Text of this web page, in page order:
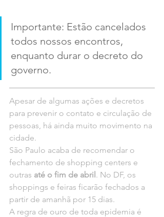
Importante: Estão cancelados
todos nossos encontros,
enquanto durar o decreto do
governo.
Apesar de algumas ações e decretos
para prevenir o contato e circulação de
pessoas, há ainda muito movimento na
cidade.
São Paulo acaba de recomendar o
fechamento de shopping centers e
outras até o fim de abril. No DF, os
shoppings e feiras ficarão fechados a
partir de amanhã por 15 dias.
A regra de ouro de toda epidemia é